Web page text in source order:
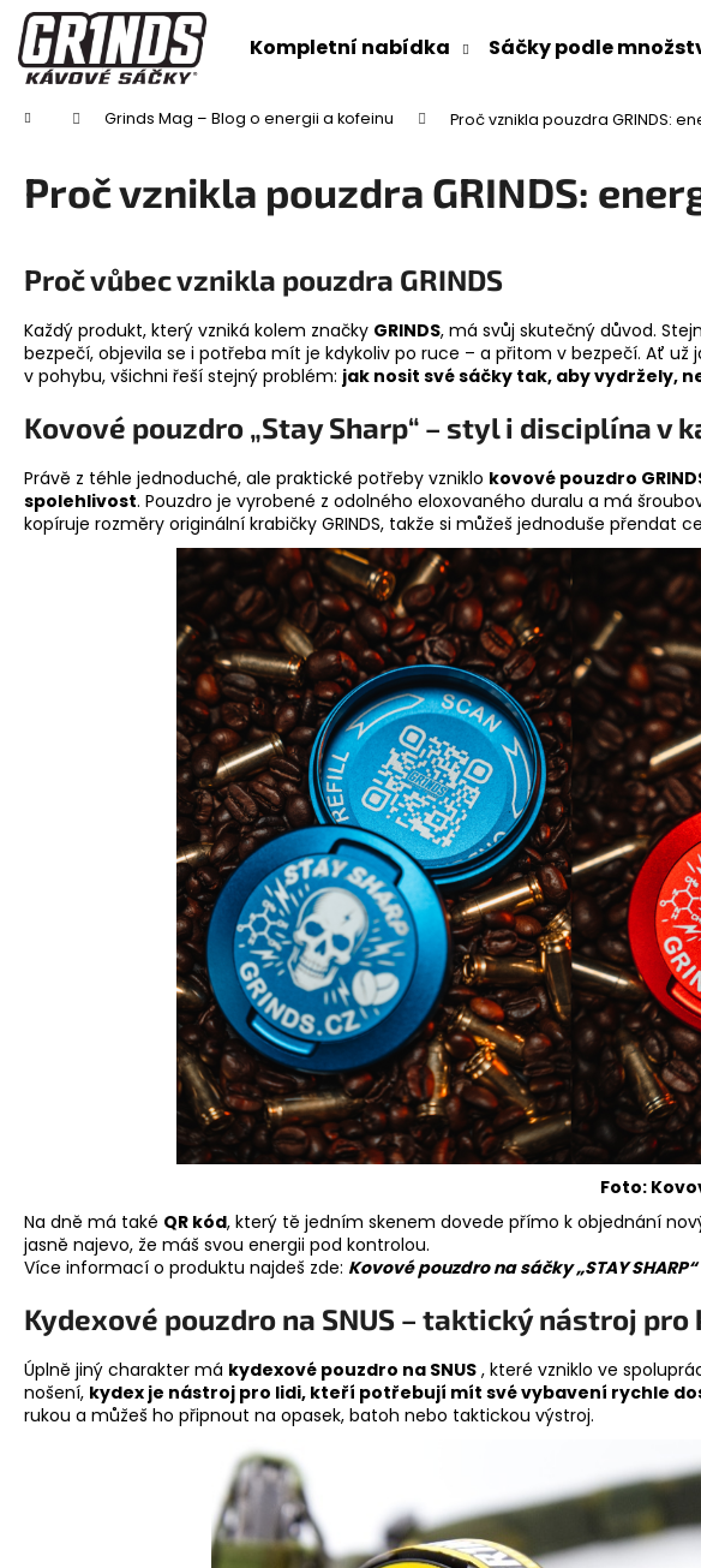
Přejít
obsah
Kompletní nabídka Sáčky podle
Domů Grinds Mag – Blog o energii a kofeinu Proč vznikla pouzdra GRINDS:
Proč vznikla pouzdra GRINDS:
Proč vůbec vznikla pouzdra GRINDS
Každý produkt, který vzniká kolem značky GRINDS, má svůj skutečný důvod.
bezpečí, objevila se i potřeba mít je kdykoliv po ruce – a přitom v bezpečí. Ať
v pohybu, všichni řeší stejný problém: jak nosit své sáčky tak, aby vydržely,
Kovové pouzdro „Stay Sharp“ – styl i disciplína v
Právě z téhle jednoduché, ale praktické potřeby vzniklo kovové pouzdro
spolehlivost. Pouzdro je vyrobené z odolného eloxovaného duralu a má
kopíruje rozměry originální krabičky GRINDS, takže si můžeš jednoduše přendat
Foto:
Na dně má také QR kód, který tě jedním skenem dovede přímo k objednání
jasně najevo, že máš svou energii pod kontrolou.
Více informací o produktu najdeš zde: Kovové pouzdro na sáčky „STAY SHARP“
Kydexové pouzdro na SNUS – taktický nástroj
Úplně jiný charakter má kydexové pouzdro na SNUS , které vzniklo ve
nošení, kydex je nástroj pro lidi, kteří potřebují mít své vybavení rychle
rukou a můžeš ho připnout na opasek, batoh nebo taktickou výstroj.
Zpět
obchodu
Zpět
obchodu
Co
GRINDS 50MG DOUBLE SHOT ESPRESSO
GRINDS 50MG
269 Kč